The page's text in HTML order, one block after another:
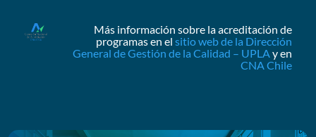
Más información sobre la acreditación de
programas en el sitio web de la Dirección
General de Gestión de la Calidad – UPLAy en
CNA Chile